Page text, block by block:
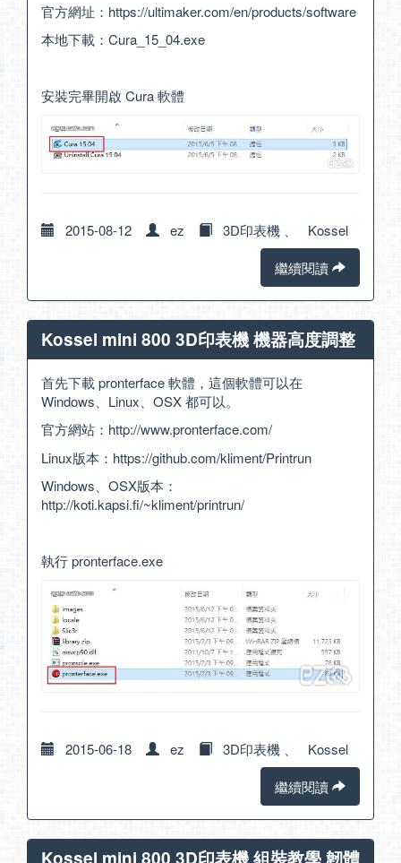
官方網址： https://ultimaker.com/en/products/software
本地下載： Cura_15_04.exe
安裝完畢開啟 Cura 軟體
2015-08-12 ez 3D印表機
Kossel
繼續閱讀
Kossel mini 800 3D印表機 機器高度調整
首先下載 pronterface 軟體，這個軟體可以在
Windows、Linux、OSX 都可以。
官方網站： http://www.pronterface.com/
Linux版本： https://github.com/kliment/Printrun
Windows、OSX版本：
http://koti.kapsi.fi/~kliment/printrun/
執行 pronterface.exe
2015-06-18 ez 3D印表機
Kossel
繼續閱讀
Kossel mini 800 3D印表機 組裝教學 韌體